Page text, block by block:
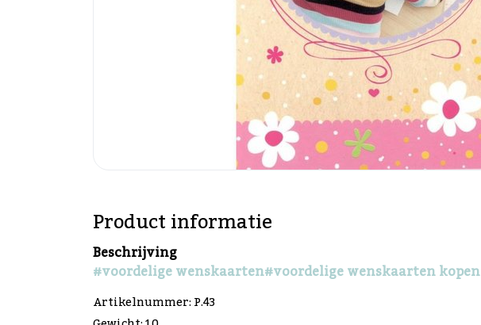
Product informatie
Beschrijving
#voordelige wenskaarten#voordelige wenskaarten kopen
Artikelnummer: P.43